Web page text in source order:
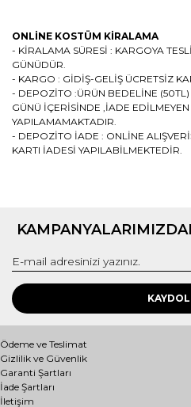
ONLİNE KOSTÜM KİRALAMA
- KİRALAMA SÜRESİ : KARGOYA
GÜNÜDÜR.
- KARGO : GİDİŞ-GELİŞ ÜCRETSİZ
- DEPOZİTO :ÜRÜN BEDELİNE
GÜNÜ İÇERİSİNDE ,İADE
YAPILAMAMAKTADIR.
- DEPOZİTO İADE : ONLİNE
KARTI İADESİ YAPILABİLMEKTEDİR.
Görüş ve önerileriniz için
Ürün resmi kalitesiz, bozuk
Ürün açıklamasında eksik
Ürün fiyatı diğer sitelerden daha
Bu ürüne benzer farklı
KAYDOL
Ödeme ve Teslimat
Gizlilik ve Güvenlik
Garanti Şartları
İade Şartları
İletişim